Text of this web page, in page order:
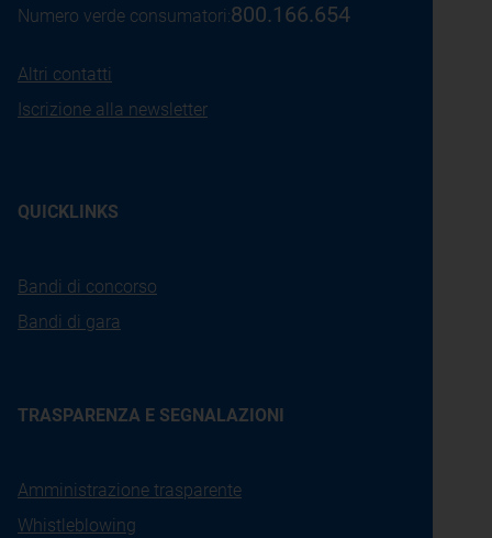
Numero verde consumatori:800.166.654
Altri contatti
Iscrizione alla newsletter
QUICKLINKS
Bandi di concorso
Bandi di gara
TRASPARENZA E SEGNALAZIONI
Amministrazione trasparente
Whistleblowing